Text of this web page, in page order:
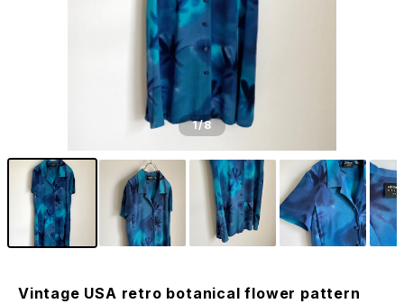
1/8
Vintage USA retro botanical flower pattern